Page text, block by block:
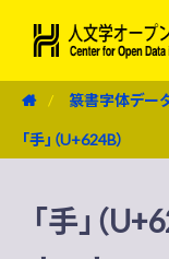
篆書字体デー
「手」（U+624B）
「手」（